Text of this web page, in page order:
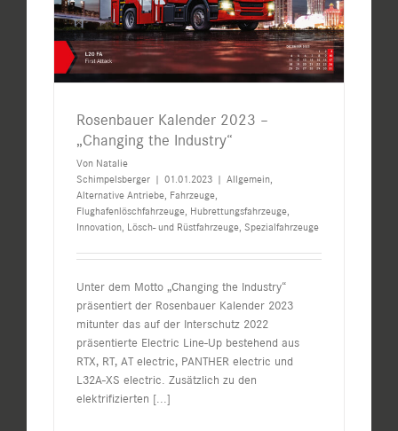
Rosenbauer Kalender 2023 –
„Changing the Industry“
Von Natalie
Schimpelsberger | 01.01.2023 | Allgemein,
Alternative Antriebe, Fahrzeuge,
Flughafenlöschfahrzeuge, Hubrettungsfahrzeuge,
Innovation, Lösch- und Rüstfahrzeuge, Spezialfahrzeuge
Unter dem Motto „Changing the Industry“
präsentiert der Rosenbauer Kalender 2023
mitunter das auf der Interschutz 2022
präsentierte Electric Line-Up bestehend aus
RTX, RT, AT electric, PANTHER electric und
L32A-XS electric. Zusätzlich zu den
elektrifizierten [...]